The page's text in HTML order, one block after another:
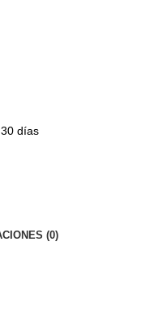
días
(0)